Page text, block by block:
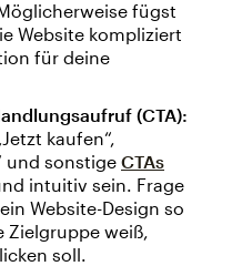
fügst
Website kompliziert
für deine
(CTA):
kaufen“,
und sonstige CTAs
intuitiv sein. Frage
Website-Design so
Zielgruppe weiß,
soll.